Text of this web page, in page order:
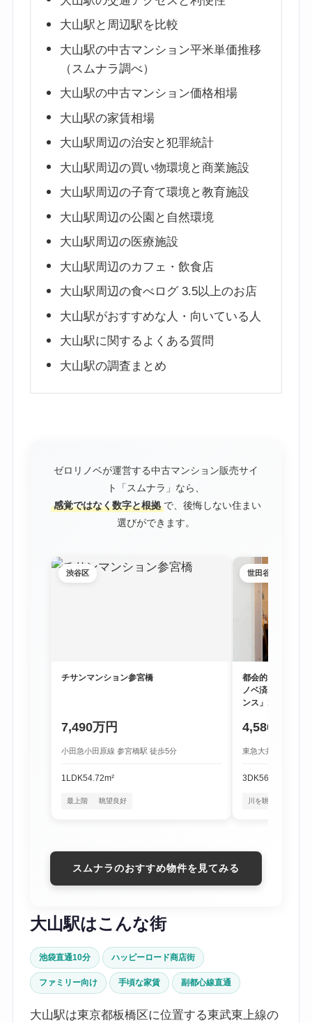
大山駅と周辺駅を比較
大山駅の中古マンション平米単価推移
（スムナラ調べ）
大山駅の中古マンション価格相場
大山駅の家賃相場
大山駅周辺の治安と犯罪統計
大山駅周辺の買い物環境と商業施設
大山駅周辺の子育て環境と教育施設
大山駅周辺の公園と自然環境
大山駅周辺の医療施設
大山駅周辺のカフェ・飲食店
大山駅周辺の食べログ 3.5以上のお店
大山駅がおすすめな人・向いている人
大山駅に関するよくある質問
大山駅の調査まとめ
ゼロリノベが運営する中古マンション販売サイ
ト「スムナラ」なら、
感覚ではなく数字と根拠 で、後悔しない住まい
選びができます。
渋谷区
チサンマンション参宮橋
7,490万円
小田急小田原線 参宮橋駅 徒歩5分
1LDK54.72m²
最上階 眺望良好
世田谷区
都会的な利便性
ノベ済み物件「
ンス」1階
4,580万円
東急大井町線 尾山
3DK56.16m²
川を眺める暮らし
スムナラのおすすめ物件を見てみる
大山駅はこんな街
池袋直通10分 ハッピーロード商店街
ファミリー向け 手頃な家賃 副都心線直通
大山駅は東京都板橋区に位置する東武東上線の